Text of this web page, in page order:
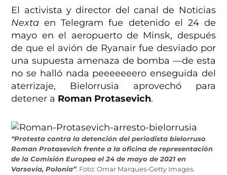
El activista y director del canal de Noticias
Nexta en Telegram fue detenido el 24 de
mayo en el aeropuerto de Minsk, después
de que el avión de Ryanair fue desviado por
una supuesta amenaza de bomba —de esta
no se halló nada peeeeeeero enseguida del
aterrizaje, Bielorrusia aprovechó para
detener a Roman Protasevich.
“Protesta contra la detención del periodista bielorruso
Roman Protasevich frente a la oficina de representación
de la Comisión Europea el 24 de mayo de 2021 en
Varsovia, Polonia”. Foto: Omar Marques-Getty Images.